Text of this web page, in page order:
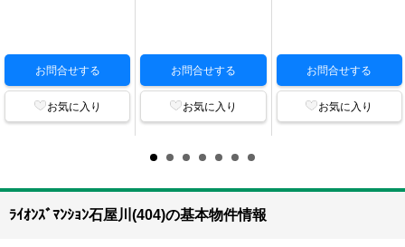
お問合せする
お気に入り
お問合せする
お気に入り
お問合せする
お気に入り
ﾗｲｵﾝｽﾞﾏﾝｼｮﾝ石屋川(404)の基本物件情報